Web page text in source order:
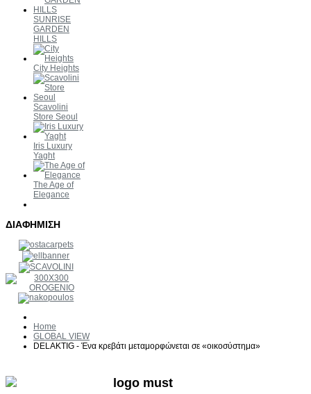
SUNRISE
GARDEN
HILLS
City Heights
Scavolini
Store Seoul
Iris Luxury
Yaght
The Age of
Elegance
ΔΙΑΦΗΜΙΣΗ
Home
GLOBAL VIEW
DELAKTIG - Ένα κρεβάτι μεταμορφώνεται σε «οικοσύστημα»